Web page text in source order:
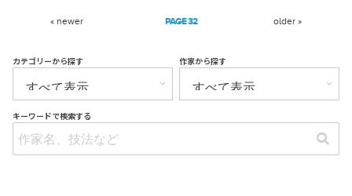
« newer 32 older »
カテゴリーから探す 作家から探す
キーワードで検索する